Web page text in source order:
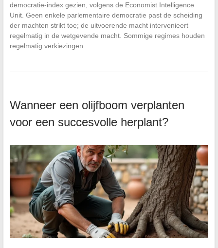
democratie-index gezien, volgens de Economist Intelligence
Unit. Geen enkele parlementaire democratie past de scheiding
der machten strikt toe; de uitvoerende macht intervenieert
regelmatig in de wetgevende macht. Sommige regimes houden
regelmatig verkiezingen…
Wanneer een olijfboom verplanten
voor een succesvolle herplant?